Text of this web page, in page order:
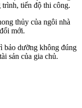
tiến độ thi công.
thủy của ngôi nhà
mới.
bảo dưỡng không đúng
sản của gia chủ.